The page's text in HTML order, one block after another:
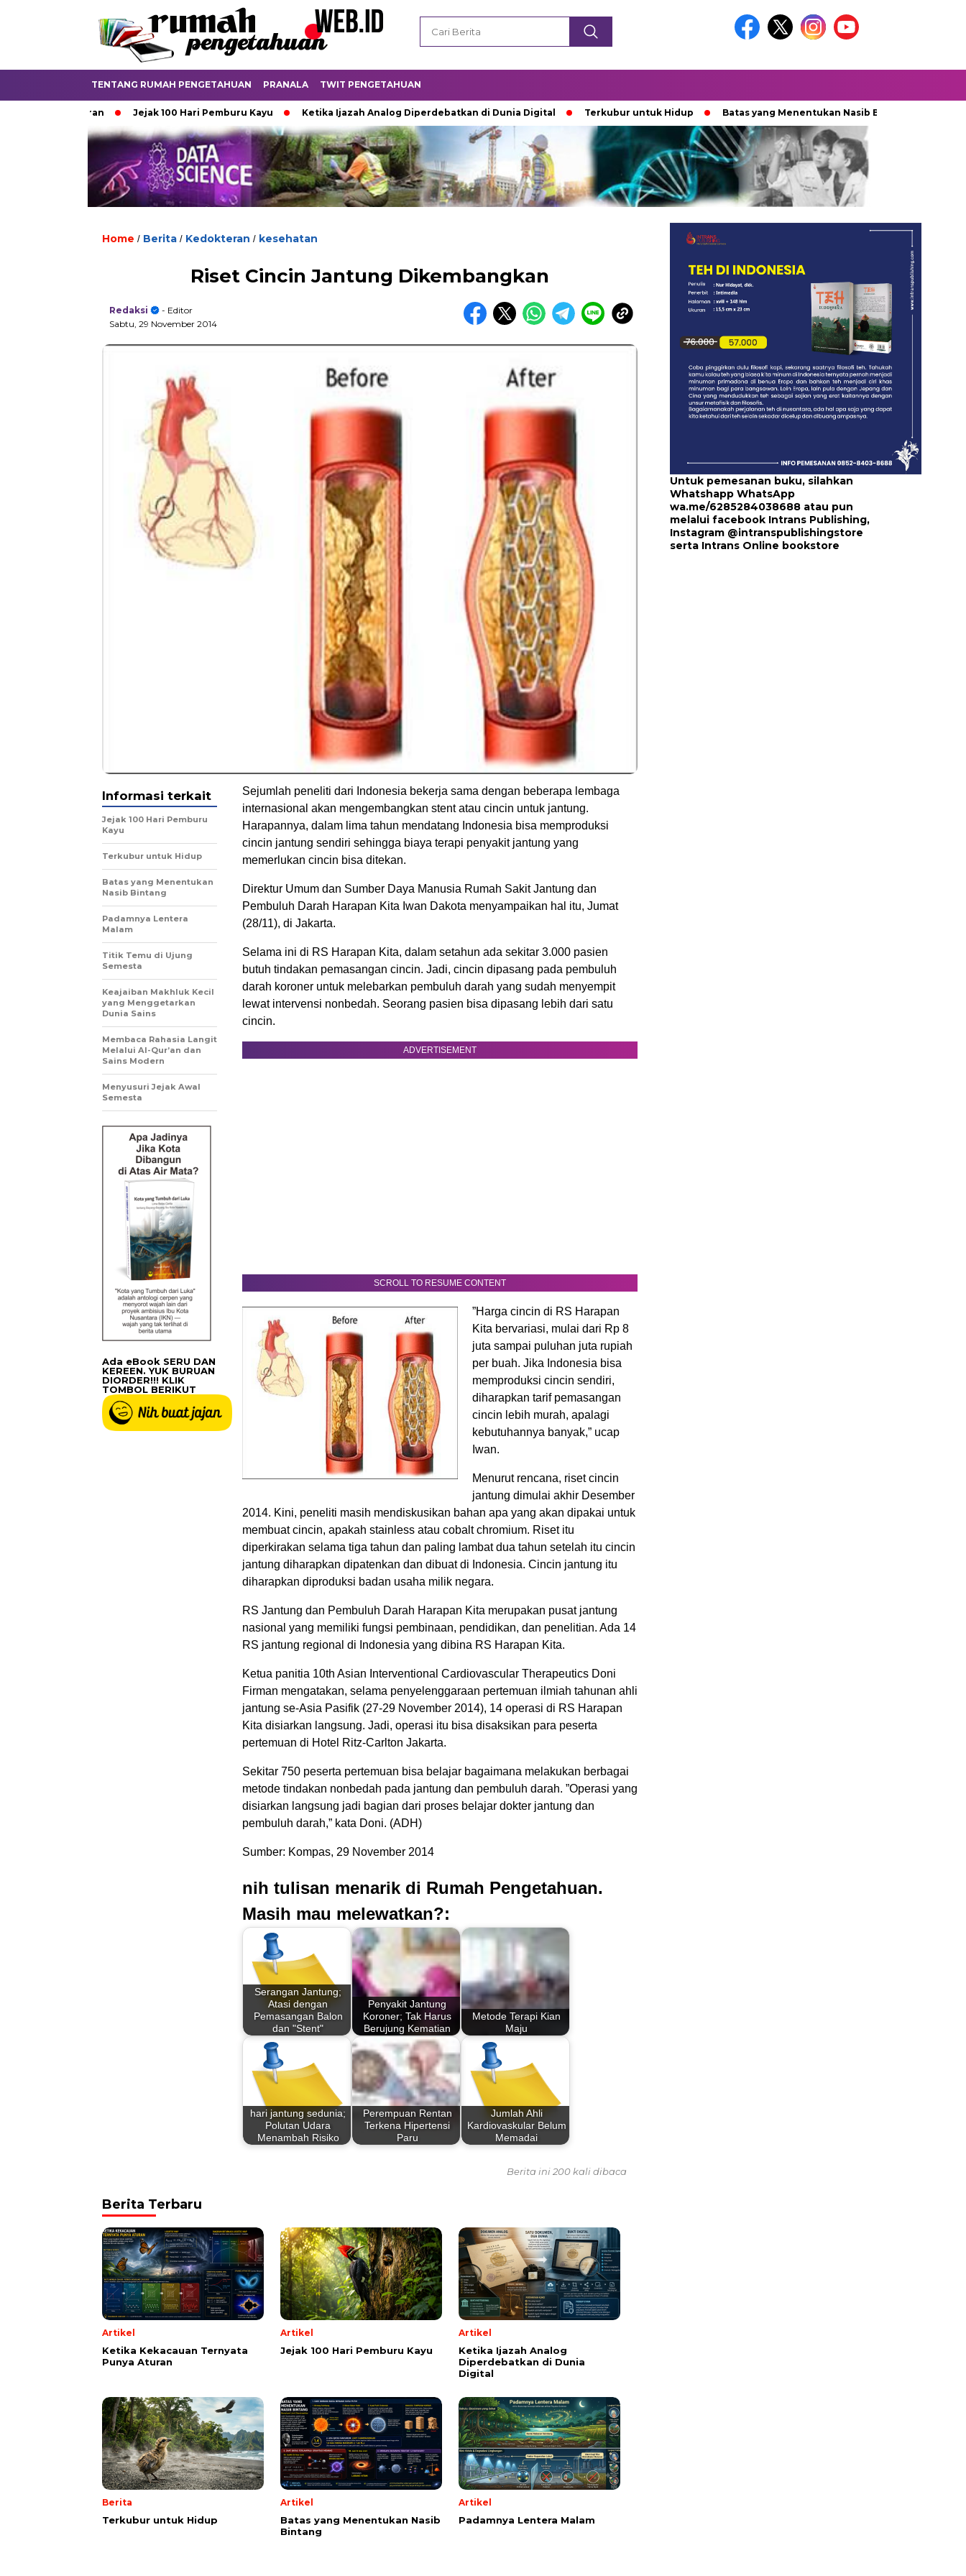
TENTANG RUMAH PENGETAHUAN PRANALA TWIT PENGETAHUAN
Jejak 100 Hari Pemburu Kayu Ketika Ijazah Analog Diperdebatkan di Dunia Digital Terkubur untuk Hidup Batas yang Menentukan Nasib Bintang
Home / Berita / Kedokteran / kesehatan
Riset Cincin Jantung Dikembangkan
Redaksi
- Editor
Sabtu, 29 November 2014
Sejumlah peneliti dari Indonesia bekerja sama dengan beberapa lembaga
internasional akan mengembangkan stent atau cincin untuk jantung.
Harapannya, dalam lima tahun mendatang Indonesia bisa memproduksi
cincin jantung sendiri sehingga biaya terapi penyakit jantung yang
memerlukan cincin bisa ditekan.
Direktur Umum dan Sumber Daya Manusia Rumah Sakit Jantung dan
Pembuluh Darah Harapan Kita Iwan Dakota menyampaikan hal itu, Jumat
(28/11), di Jakarta.
Selama ini di RS Harapan Kita, dalam setahun ada sekitar 3.000 pasien
butuh tindakan pemasangan cincin. Jadi, cincin dipasang pada pembuluh
darah koroner untuk melebarkan pembuluh darah yang sudah menyempit
lewat intervensi nonbedah. Seorang pasien bisa dipasang lebih dari satu
cincin.
ADVERTISEMENT
SCROLL TO RESUME CONTENT
”Harga cincin di RS Harapan
Kita bervariasi, mulai dari Rp 8
juta sampai puluhan juta rupiah
per buah. Jika Indonesia bisa
memproduksi cincin sendiri,
diharapkan tarif pemasangan
cincin lebih murah, apalagi
kebutuhannya banyak,” ucap
Iwan.
Menurut rencana, riset cincin
jantung dimulai akhir Desember
2014. Kini, peneliti masih mendiskusikan bahan apa yang akan dipakai untuk
membuat cincin, apakah stainless atau cobalt chromium. Riset itu
diperkirakan selama tiga tahun dan paling lambat dua tahun setelah itu cincin
jantung diharapkan dipatenkan dan dibuat di Indonesia. Cincin jantung itu
diharapkan diproduksi badan usaha milik negara.
RS Jantung dan Pembuluh Darah Harapan Kita merupakan pusat jantung
nasional yang memiliki fungsi pembinaan, pendidikan, dan penelitian. Ada 14
RS jantung regional di Indonesia yang dibina RS Harapan Kita.
Ketua panitia 10th Asian Interventional Cardiovascular Therapeutics Doni
Firman mengatakan, selama penyelenggaraan pertemuan ilmiah tahunan ahli
jantung se-Asia Pasifik (27-29 November 2014), 14 operasi di RS Harapan
Kita disiarkan langsung. Jadi, operasi itu bisa disaksikan para peserta
pertemuan di Hotel Ritz-Carlton Jakarta.
Sekitar 750 peserta pertemuan bisa belajar bagaimana melakukan berbagai
metode tindakan nonbedah pada jantung dan pembuluh darah. ”Operasi yang
disiarkan langsung jadi bagian dari proses belajar dokter jantung dan
pembuluh darah,” kata Doni. (ADH)
Sumber: Kompas, 29 November 2014
nih tulisan menarik di Rumah Pengetahuan.
Masih mau melewatkan?:
Serangan Jantung;
Atasi dengan
Pemasangan Balon
dan "Stent"
Penyakit Jantung
Koroner; Tak Harus
Berujung Kematian
Metode Terapi Kian
Maju
hari jantung sedunia;
Polutan Udara
Menambah Risiko
Perempuan Rentan
Terkena Hipertensi
Paru
Jumlah Ahli
Kardiovaskular Belum
Memadai
Informasi terkait
Jejak 100 Hari Pemburu
Kayu
Terkubur untuk Hidup
Batas yang Menentukan
Nasib Bintang
Padamnya Lentera
Malam
Titik Temu di Ujung
Semesta
Keajaiban Makhluk Kecil
yang Menggetarkan
Dunia Sains
Membaca Rahasia Langit
Melalui Al-Qur’an dan
Sains Modern
Menyusuri Jejak Awal
Semesta
Ada eBook SERU DAN
KEREEN. YUK BURUAN
DIORDER!!! KLIK
TOMBOL BERIKUT
Berita ini 200 kali dibaca
Berita Terbaru
Artikel
Ketika Kekacauan Ternyata
Punya Aturan
Artikel
Jejak 100 Hari Pemburu Kayu
Artikel
Ketika Ijazah Analog
Diperdebatkan di Dunia
Digital
Berita
Terkubur untuk Hidup
Artikel
Batas yang Menentukan Nasib
Bintang
Artikel
Padamnya Lentera Malam
Untuk pemesanan buku, silahkan
Whatshapp WhatsApp
wa.me/6285284038688 atau pun
melalui facebook Intrans Publishing,
Instagram @intranspublishingstore
serta Intrans Online bookstore